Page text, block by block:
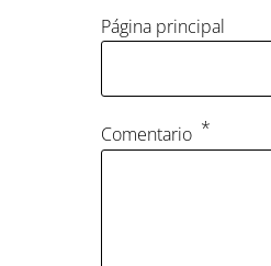
Página principal
Comentario